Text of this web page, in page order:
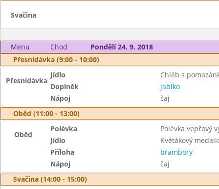
Svačina
Menu Chod
Pondělí 24. 9. 2018
Přesnídávka (9:00 - 10:00)
Přesnídávka
Jídlo
Chléb s
Doplněk
jablko
Nápoj
čaj
Oběd (11:00 - 13:00)
Oběd
Polévka
Polévka vepřový
Jídlo
Květákový
Příloha
brambory
Nápoj
čaj
Svačina (14:00 - 15:00)